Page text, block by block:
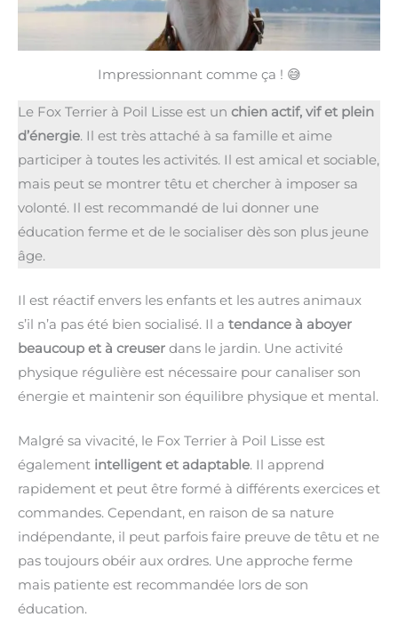
Impressionnant comme ça ! 😅
Le Fox Terrier à Poil Lisse est un chien actif, vif et plein
d’énergie. Il est très attaché à sa famille et aime
participer à toutes les activités. Il est amical et sociable,
mais peut se montrer têtu et chercher à imposer sa
volonté. Il est recommandé de lui donner une
éducation ferme et de le socialiser dès son plus jeune
âge.
Il est réactif envers les enfants et les autres animaux
s’il n’a pas été bien socialisé. Il a tendance à aboyer
beaucoup et à creuser dans le jardin. Une activité
physique régulière est nécessaire pour canaliser son
énergie et maintenir son équilibre physique et mental.
Malgré sa vivacité, le Fox Terrier à Poil Lisse est
également intelligent et adaptable. Il apprend
rapidement et peut être formé à différents exercices et
commandes. Cependant, en raison de sa nature
indépendante, il peut parfois faire preuve de têtu et ne
pas toujours obéir aux ordres. Une approche ferme
mais patiente est recommandée lors de son
éducation.